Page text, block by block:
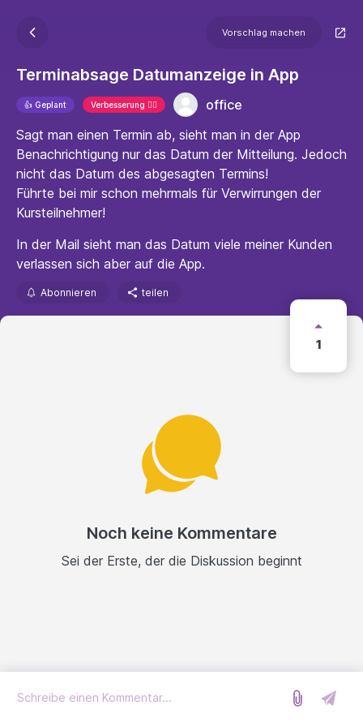
Vorschlag machen
Terminabsage Datumanzeige in App
👍 Geplant Verbesserung 🐱‍🏍
office
Sagt man einen Termin ab, sieht man in der App
Benachrichtigung nur das Datum der Mitteilung. Jedoch
nicht das Datum des abgesagten Termins!
Führte bei mir schon mehrmals für Verwirrungen der
Kursteilnehmer!
In der Mail sieht man das Datum viele meiner Kunden
verlassen sich aber auf die App.
Abonnieren teilen
1
Noch keine Kommentare
Sei der Erste, der die Diskussion beginnt